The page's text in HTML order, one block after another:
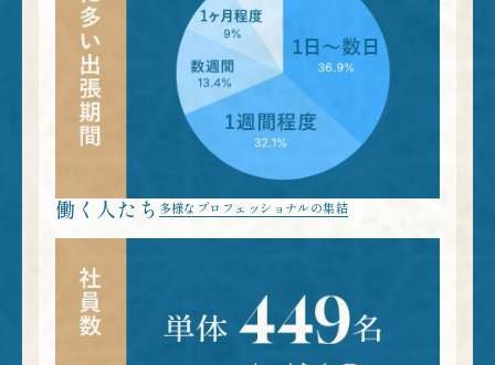
働く人たち多様なプロフェッショナルの集結